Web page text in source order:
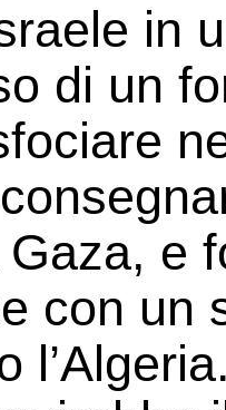
in
di un
e
con un